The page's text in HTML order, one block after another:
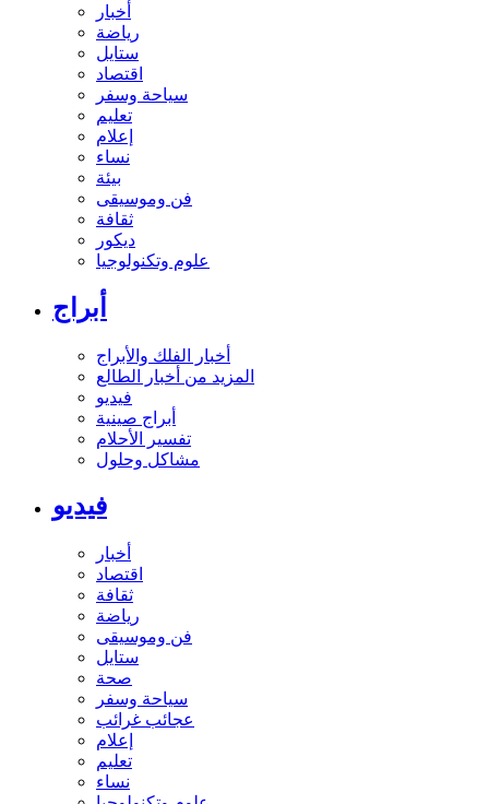
أخبار
رياضة
ستايل
اقتصاد
سياحة وسفر
تعليم
إعلام
نساء
بيئة
فن وموسيقى
ثقافة
ديكور
علوم وتكنولوجيا
أبراج
أخبار الفلك والأبراج
المزيد من أخبار الطالع
فيديو
أبراج صينية
تفسير الأحلام
مشاكل وحلول
فيديو
أخبار
اقتصاد
ثقافة
رياضة
فن وموسيقى
ستايل
صحة
سياحة وسفر
عجائب غرائب
إعلام
تعليم
نساء